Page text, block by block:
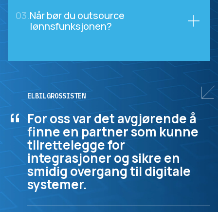
03.Når bør du outsource
lønnsfunksjonen?
“
ELBILGROSSISTEN
For oss var det avgjørende å
finne en partner som kunne
tilrettelegge for
integrasjoner og sikre en
smidig overgang til digitale
systemer.